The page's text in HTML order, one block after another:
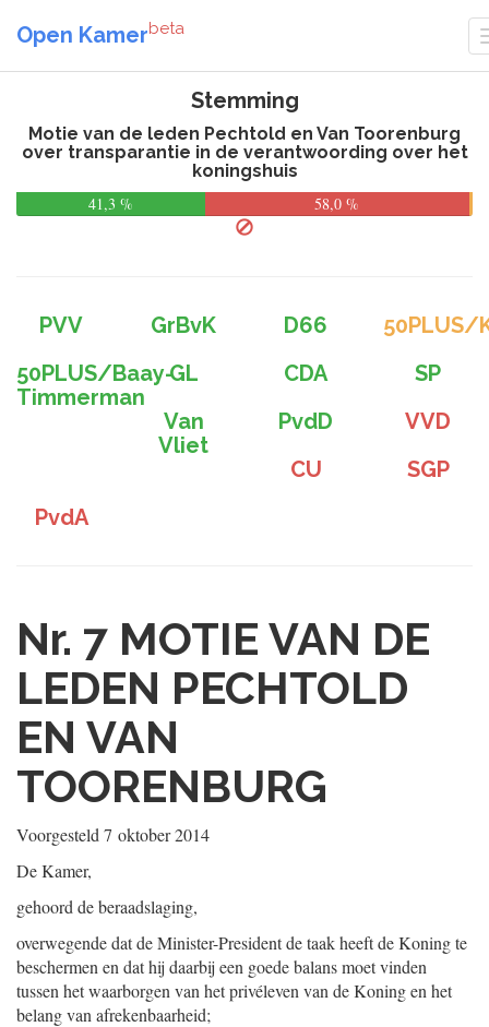
Open Kamerbeta
Stemming
Motie van de leden Pechtold en Van Toorenburg
over transparantie in de verantwoording over het
koningshuis
41,3 %
58,0 %
PVV GrBvK D66
50PLUS/
50PLUS/Baay-
Timmerman
GL CDA
SP
Van
Vliet
PvdD
VVD
CU
SGP
PvdA
Nr. 7 MOTIE VAN DE
LEDEN PECHTOLD
EN VAN
TOORENBURG
Voorgesteld 7 oktober 2014
De Kamer,
gehoord de beraadslaging,
overwegende dat de Minister-President de taak heeft de Koning te
beschermen en dat hij daarbij een goede balans moet vinden
tussen het waarborgen van het privéleven van de Koning en het
belang van afrekenbaarheid;